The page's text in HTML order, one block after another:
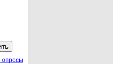
опросы